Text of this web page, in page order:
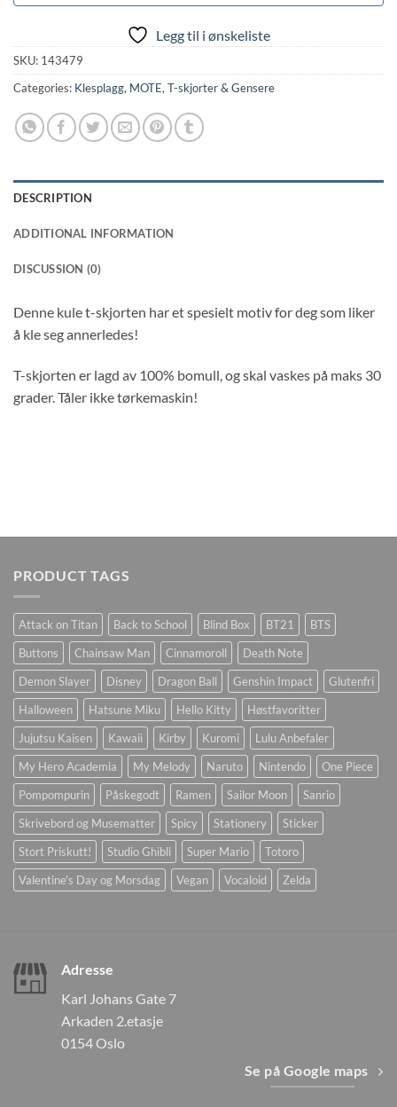
Legg til i ønskeliste
SKU: 143479
Categories: Klesplagg, MOTE,T-skjorter & Gensere
DESCRIPTION
ADDITIONAL INFORMATION
DISCUSSION (0)
Denne kule t-skjorten har et spesielt motiv for deg som liker
å kle seg annerledes!
T-skjorten er lagd av 100% bomull, og skal vaskes på maks 30
grader. Tåler ikke tørkemaskin!
PRODUCT TAGS
Attack on Titan Back to School Blind Box BT21
BTS
Buttons
Chainsaw Man Cinnamoroll
Death Note
Demon Slayer
Disney Dragon Ball Genshin Impact
Glutenfri
Halloween
Hatsune Miku Hello Kitty
Høstfavoritter
Jujutsu Kaisen
Kawaii Kirby Kuromi
Lulu Anbefaler
My Hero Academia
My Melody Naruto Nintendo
One Piece
Pompompurin
Påskegodt Ramen Sailor Moon
Sanrio
Skrivebord og Musematter
Spicy Stationery
Sticker
Stort Priskutt!
Studio Ghibli Super Mario
Totoro
Valentine's Day og Morsdag
Vegan Vocaloid Zelda
Adresse
Karl Johans Gate 7
Arkaden 2.etasje
0154 Oslo
Se på Google maps